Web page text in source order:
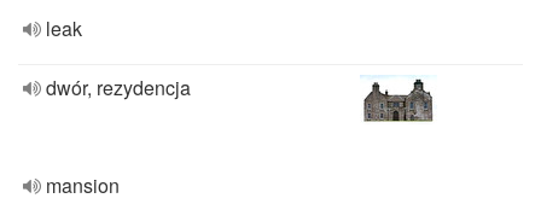
leak
dwór, rezydencja
mansion